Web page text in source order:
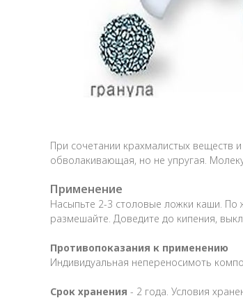
При сочетании крахмалистых веществ
обволакивающая, но не упругая.
Применение
Насыпьте 2-3 столовые ложки каши. По
размешайте. Доведите до кипения,
Противопоказания к применению
Индивидуальная непереносимоть
Срок хранения - 2 года. Условия